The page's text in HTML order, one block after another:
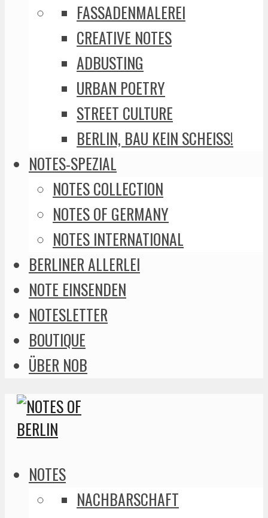
FASSADENMALEREI
CREATIVE NOTES
ADBUSTING
URBAN POETRY
STREET CULTURE
BERLIN, BAU KEIN SCHEISS!
NOTES-SPEZIAL
NOTES COLLECTION
NOTES OF GERMANY
NOTES INTERNATIONAL
BERLINER ALLERLEI
NOTE EINSENDEN
NOTESLETTER
BOUTIQUE
ÜBER NOB
NOTES
NACHBARSCHAFT